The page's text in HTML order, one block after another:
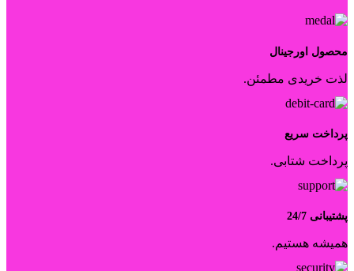
محصول اورجینال
لذت خریدی مطمئن.
پرداخت سریع
پرداخت شتابی.
پشتیبانی 24/7
همیشه هستیم.